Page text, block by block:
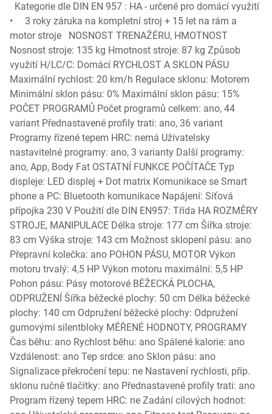
Kategorie dle DIN EN 957 : HA - určené pro domácí využití
• 3 roky záruka na kompletní stroj + 15 let na rám a
motor stroje NOSNOST TRENAŽÉRU, HMOTNOST
Nosnost stroje: 135 kg Hmotnost stroje: 87 kg Způsob
využití H/LC/C: Domácí RYCHLOST A SKLON PÁSU
Maximální rychlost: 20 km/h Regulace sklonu: Motorem
Minimální sklon pásu: 0% Maximální sklon pásu: 15%
POČET PROGRAMŮ Počet programů celkem: ano, 44
variant Přednastavené profily trati: ano, 36 variant
Programy řízené tepem HRC: nemá Uživatelsky
nastavitelné programy: ano, 3 varianty Další programy:
ano, App, Body Fat OSTATNÍ FUNKCE POČÍTAČE Typ
displeje: LED displej + Dot matrix Komunikace se Smart
phone a PC: Bluetooth komunikace Napájení: Síťová
přípojka 230 V Použití dle DIN EN957: Třída HA ROZMĚRY
STROJE, MANIPULACE Délka stroje: 177 cm Šířka stroje:
83 cm Výška stroje: 143 cm Možnost sklopení pásu: ano
Přepravní kolečka: ano POHON PÁSU, MOTOR Výkon
motoru trvalý: 4,5 HP Výkon motoru maximální: 5,5 HP
Pohon pásu: Pásy motorové BĚŽECKÁ PLOCHA,
ODPRUŽENÍ Šířka běžecké plochy: 50 cm Délka běžecké
plochy: 140 cm Odpružení běžecké plochy: Odpružení
gumovými silentbloky MĚŘENÉ HODNOTY, PROGRAMY
Čas běhu: ano Rychlost běhu: ano Spálené kalorie: ano
Vzdálenost: ano Tep srdce: ano Sklon pásu: ano
Signalizace překročení tepu: ne Nastavení rychlosti, příp.
sklonu ručně tlačítky: ano Přednastavené profily trati: ano
Program řízený tepem HRC: ne Zadání cílových hodnot: